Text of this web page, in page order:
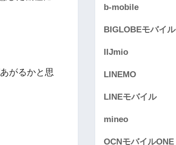
がるかと思
b-mobile
BIGLOBEモバイル
IIJmio
LINEMO
LINEモバイル
mineo
OCNモバイルONE